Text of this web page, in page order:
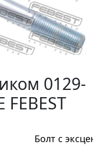
0129-
FEBEST
Болт с